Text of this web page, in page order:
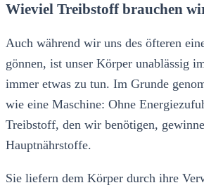
Wieviel Treibstoff brauchen
Auch während wir uns des öfteren
gönnen, ist unser Körper unablässig
immer etwas zu tun. Im Grunde
wie eine Maschine: Ohne
Treibstoff, den wir benötigen,
Hauptnährstoffe.
Sie liefern dem Körper durch ihre